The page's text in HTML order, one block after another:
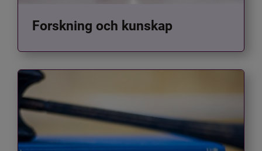
Forskning och kunskap